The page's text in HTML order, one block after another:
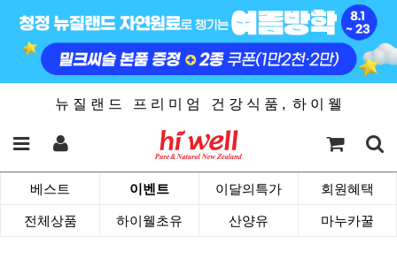
뉴 질 랜 드 프 리 미 엄 건 강 식 품 , 하 이 웰
베스트 이벤트 이달의특가 회원혜택
전체상품 하이웰초유 산양유 마누카꿀